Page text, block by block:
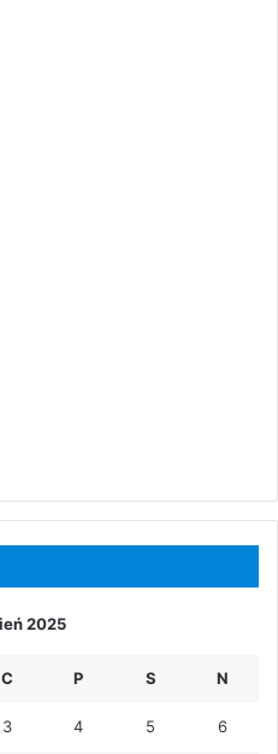
2025
C P S N
3 4 5 6